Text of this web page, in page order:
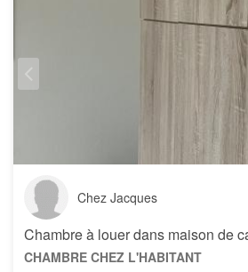
Chez Jacques
Chambre à louer dans maison de
CHAMBRE CHEZ L'HABITANT